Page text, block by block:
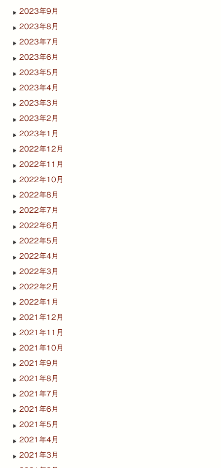
2023年9月
2023年8月
2023年7月
2023年6月
2023年5月
2023年4月
2023年3月
2023年2月
2023年1月
2022年12月
2022年11月
2022年10月
2022年8月
2022年7月
2022年6月
2022年5月
2022年4月
2022年3月
2022年2月
2022年1月
2021年12月
2021年11月
2021年10月
2021年9月
2021年8月
2021年7月
2021年6月
2021年5月
2021年4月
2021年3月